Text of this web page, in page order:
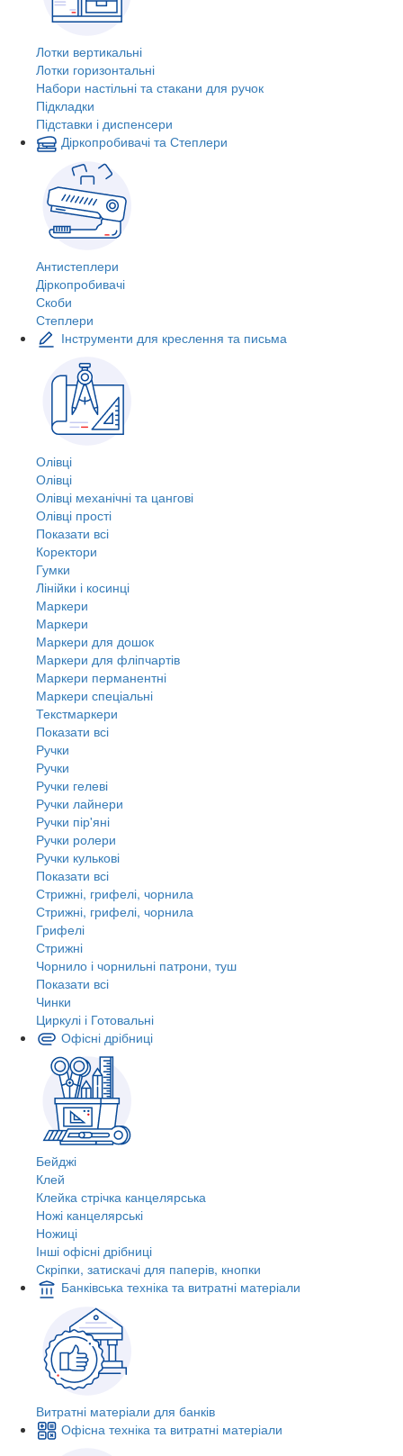
Лотки вертикальні
Лотки горизонтальні
Набори настільні та стакани для ручок
Підкладки
Підставки і диспенсери
Діркопробивачі та Степлери
Антистеплери
Діркопробивачі
Скоби
Степлери
Інструменти для креслення та письма
Олівці
Олівці
Олівці механічні та цангові
Олівці прості
Показати всі
Коректори
Гумки
Лінійки і косинці
Маркери
Маркери
Маркери для дошок
Маркери для фліпчартів
Маркери перманентні
Маркери спеціальні
Текстмаркери
Показати всі
Ручки
Ручки
Ручки гелеві
Ручки лайнери
Ручки пір'яні
Ручки ролери
Ручки кулькові
Показати всі
Стрижні, грифелі, чорнила
Стрижні, грифелі, чорнила
Грифелі
Стрижні
Чорнило і чорнильні патрони, туш
Показати всі
Чинки
Циркулі і Готовальні
Офісні дрібниці
Бейджі
Клей
Клейка стрічка канцелярська
Ножі канцелярські
Ножиці
Інші офісні дрібниці
Скріпки, затискачі для паперів, кнопки
Банківська техніка та витратні матеріали
Витратні матеріали для банків
Офісна техніка та витратні матеріали